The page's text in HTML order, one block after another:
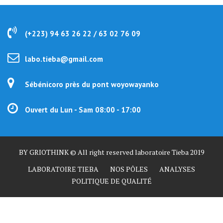
(+223) 94 63 26 22 / 63 02 76 09
labo.tieba@gmail.com
Sébénicoro près du pont woyowayanko
Ouvert du Lun - Sam 08:00 - 17:00
BY GRIOTHINK © All right reserved laboratoire Tieba 2019
LABORATOIRE TIEBA
NOS PÔLES
ANALYSES
POLITIQUE DE QUALITÉ